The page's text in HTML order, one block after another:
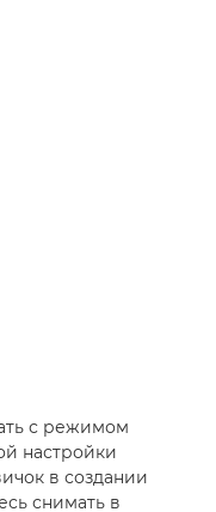
с режимом
настройки
в создании
снимать в